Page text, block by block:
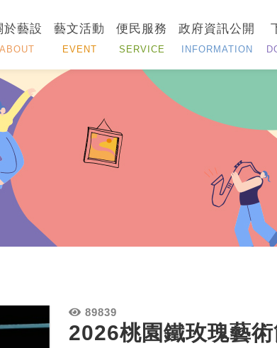
於藝設
ABOUT
藝文活動
EVENT
便民服務
SERVICE
政府資訊公開
INFORMATION
89839
2026桃園鐵玫瑰藝